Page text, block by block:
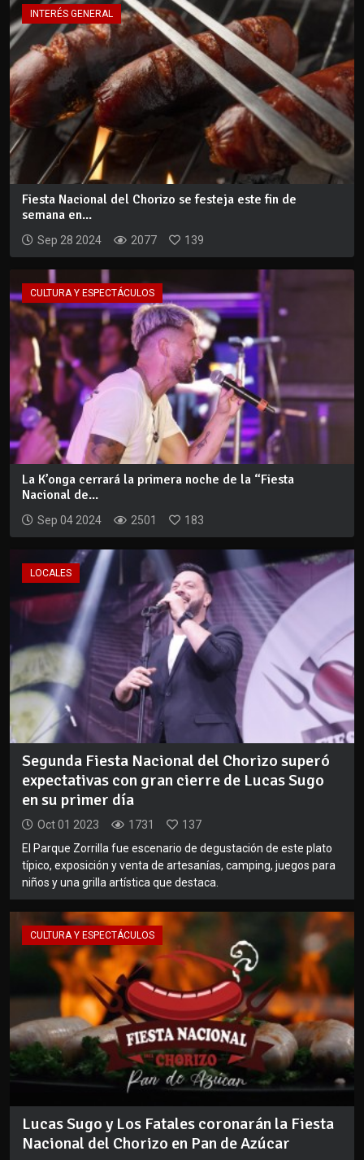
INTERÉS GENERAL
Fiesta Nacional del Chorizo se festeja este fin de
semana en...
Sep 28 2024 2077 139
CULTURA Y ESPECTÁCULOS
La K’onga cerrará la primera noche de la “Fiesta
Nacional de...
Sep 04 2024 2501 183
LOCALES
Segunda Fiesta Nacional del Chorizo superó
expectativas con gran cierre de Lucas Sugo
en su primer día
Oct 01 2023 1731
137
El Parque Zorrilla fue escenario de degustación de este plato
típico, exposición y venta de artesanías, camping, juegos para
niños y una grilla artística que destaca.
CULTURA Y ESPECTÁCULOS
Lucas Sugo y Los Fatales coronarán la Fiesta
Nacional del Chorizo en Pan de Azúcar